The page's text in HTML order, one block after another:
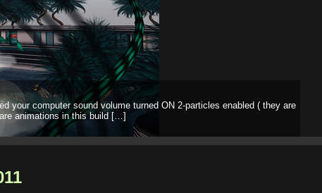
your computer sound volume turned ON 2-particles enabled ( they are
animations in this build […]